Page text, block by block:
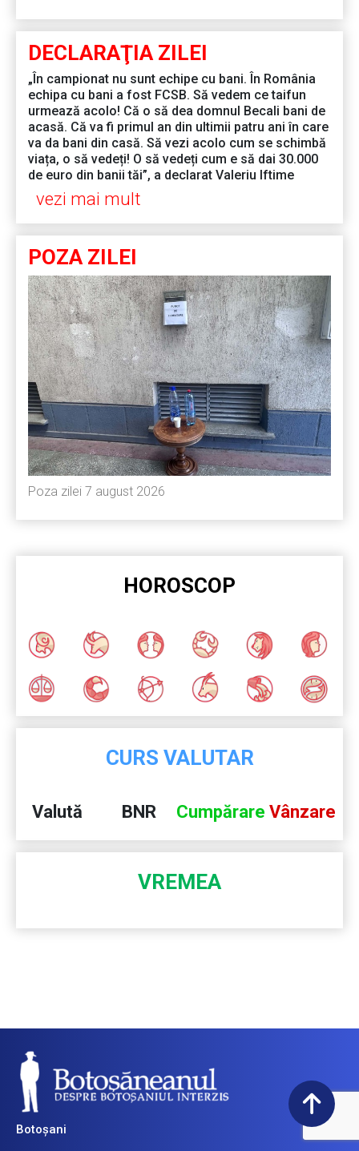
DECLARAŢIA ZILEI
„În campionat nu sunt echipe cu bani. În România
echipa cu bani a fost FCSB. Să vedem ce taifun
urmează acolo! Că o să dea domnul Becali bani de
acasă. Că va fi primul an din ultimii patru ani în care
va da bani din casă. Să vezi acolo cum se schimbă
viața, o să vedeți! O să vedeți cum e să dai 30.000
de euro din banii tăi”, a declarat Valeriu Iftime
vezi mai mult
POZA ZILEI
Poza zilei 7 august 2026
HOROSCOP
CURS VALUTAR
Valută BNR Cumpărare Vânzare
VREMEA
Botoșani